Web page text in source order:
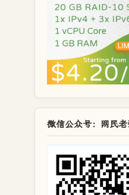
微信公众号：网民老